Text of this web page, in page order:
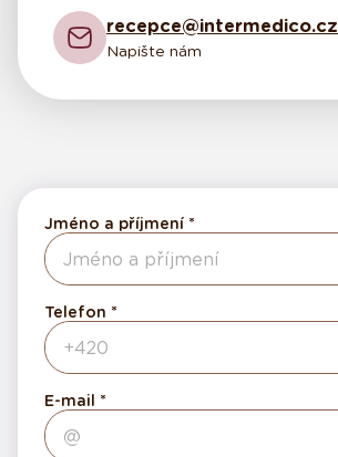
recepce@intermedico.cz
Napište nám
Jméno a příjmení
Telefon
E-mail